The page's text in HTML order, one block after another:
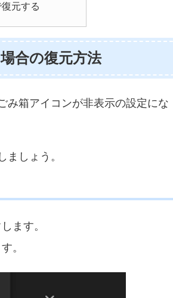
元する
合の復元方法
み箱アイコンが非表示の設定にな
しょう。
します。
。